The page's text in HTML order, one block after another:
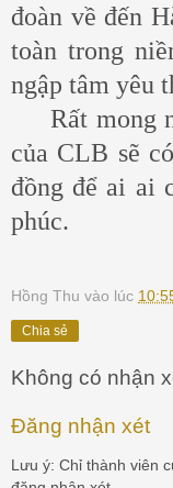
đoàn về đến
toàn trong
ngập tâm yêu
Rất mong
của CLB sẽ
đồng để ai ai
phúc.
Hồng Thu vào lúc
Chia sẻ
Không có nhận
Đăng nhận xét
Lưu ý: Chỉ thành viên